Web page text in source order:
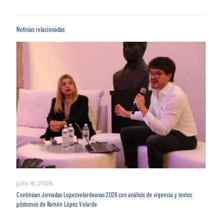
Noticias relacionadas
julio 16, 2026
Continúan Jornadas Lopezvelardeanas 2026 con análisis de vigencia y textos
póstumos de Ramón López Velarde